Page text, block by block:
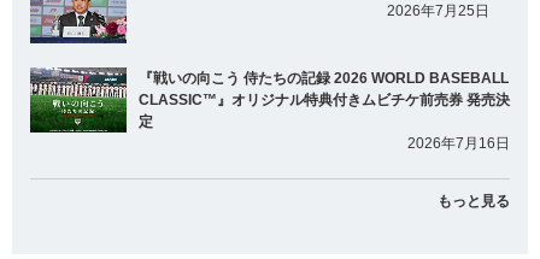
2026年7月25日
『戦いの向こう 侍たちの記録 2026 WORLD BASEBALL
CLASSIC™』オリジナル特典付きムビチケ前売券 発売決
定
2026年7月16日
もっと見る